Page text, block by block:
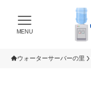
MENU
ウォーターサーバーの里